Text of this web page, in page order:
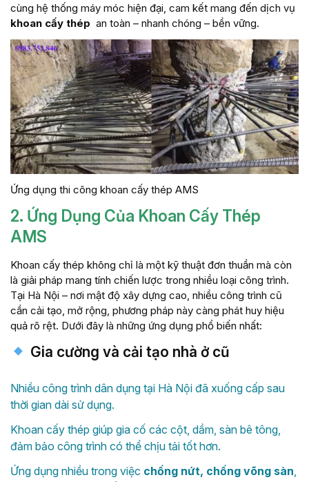
cùng hệ thống máy móc hiện đại, cam kết mang đến dịch vụ
khoan cấy thép an toàn – nhanh chóng – bền vững.
Ứng dụng thi công khoan cấy thép AMS
2. Ứng Dụng Của Khoan Cấy Thép
AMS
Khoan cấy thép không chỉ là một kỹ thuật đơn thuần mà còn
là giải pháp mang tính chiến lược trong nhiều loại công trình.
Tại Hà Nội – nơi mật độ xây dựng cao, nhiều công trình cũ
cần cải tạo, mở rộng, phương pháp này càng phát huy hiệu
quả rõ rệt. Dưới đây là những ứng dụng phổ biến nhất:
Gia cường và cải tạo nhà ở cũ
Nhiều công trình dân dụng tại Hà Nội đã xuống cấp sau
thời gian dài sử dụng.
Khoan cấy thép giúp gia cố các cột, dầm, sàn bê tông,
đảm bảo công trình có thể chịu tải tốt hơn.
Ứng dụng nhiều trong việc chống nứt, chống võng sàn,